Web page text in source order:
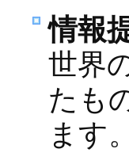
情報
世界
たも
ます。